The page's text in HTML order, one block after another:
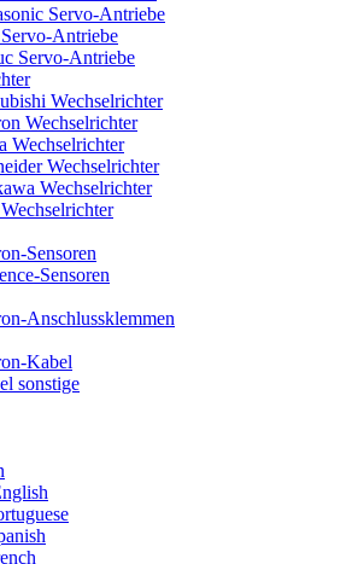
Servo-Antriebe
Antriebe
Servo-Antriebe
Wechselrichter
Wechselrichter
Wechselrichter
Wechselrichter
Wechselrichter
Sensoren
Sensoren
Anschlussklemmen
Kabel
sonstige